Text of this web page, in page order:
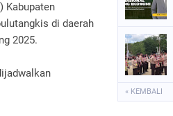
Kabupaten
di daerah
2025.
« KEMBALI